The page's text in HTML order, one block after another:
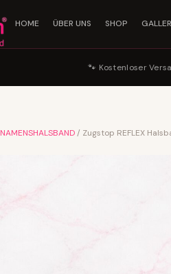
HOME ÜBER UNS SHOP
🐾 Kostenloser
NAMENSHALSBAND / Zugstop REFLEX